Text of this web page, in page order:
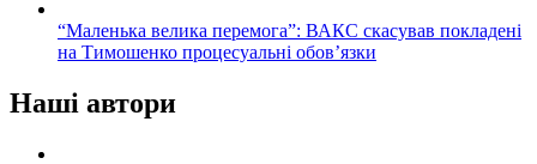
“Маленька велика перемога”: ВАКС скасував покладені
на Тимошенко процесуальні обов’язки
Наші автори